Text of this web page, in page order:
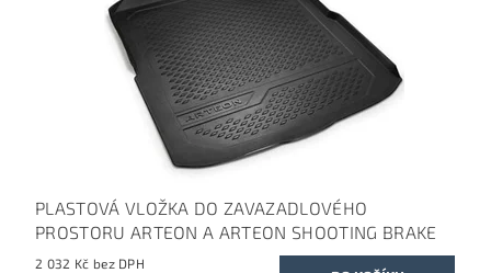
PLASTOVÁ VLOŽKA DO ZAVAZADLOVÉHO
PROSTORU ARTEON A ARTEON SHOOTING BRAKE
2 032 Kč bez DPH